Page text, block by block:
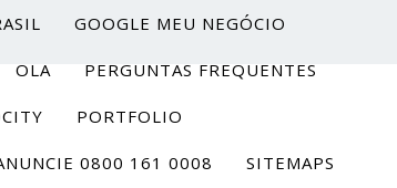
GOOGLE MEU NEGÓCIO
OLA PERGUNTAS FREQUENTES
PORTFOLIO
0800 161 0008 SITEMAPS